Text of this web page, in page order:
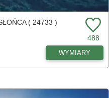
( 24733 )
488
WYMIARY